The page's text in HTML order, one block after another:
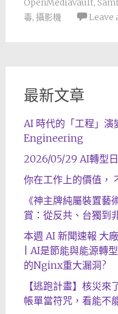
毒, 攝影機 Leave
最新文章
AI 時代的「工程」
Engineering
2026/05/29 AI轉型
你在工作上的價值，
《神主牌純屬裝置藝
賞：從反共、台獨到
本週 AI 新聞速報 大
| AI是節能與能源轉
的Nginx重大漏洞?
【逃跑計畫】核災
帳單當符咒，看能不